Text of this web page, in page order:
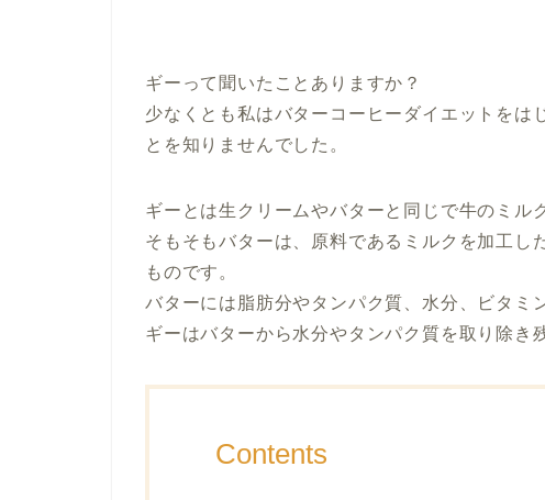
ギーって聞いたことありますか？
少なくとも私はバターコーヒーダイエットをは
とを知りませんでした。
ギーとは生クリームやバターと同じで牛のミル
そもそもバターは、原料であるミルクを加工し
ものです。
バターには脂肪分やタンパク質、水分、ビタミ
ギーはバターから水分やタンパク質を取り除き
Contents